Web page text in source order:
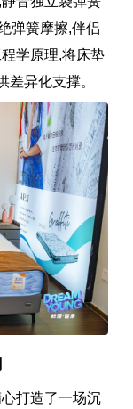
弹簧摩擦,伴侣
学原理,将床垫
异化支撑。
打造了一场沉